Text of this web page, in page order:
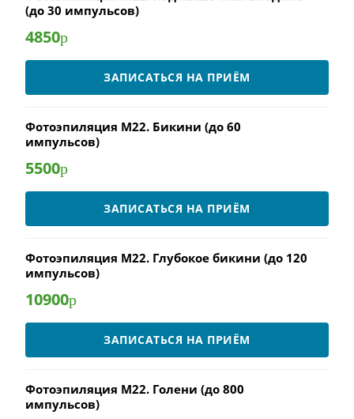
(до 30 импульсов)
4850р
ЗАПИСАТЬСЯ НА ПРИЁМ
Фотоэпиляция M22. Бикини (до 60
импульсов)
5500р
ЗАПИСАТЬСЯ НА ПРИЁМ
Фотоэпиляция M22. Глубокое бикини (до 120
импульсов)
10900р
ЗАПИСАТЬСЯ НА ПРИЁМ
Фотоэпиляция M22. Голени (до 800
импульсов)